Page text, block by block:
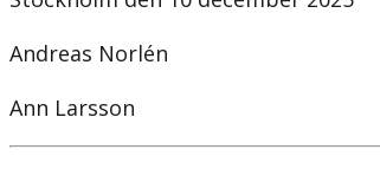
Andreas Norlén
Ann Larsson